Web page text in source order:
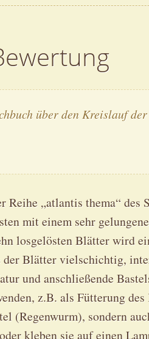
über den Kreislauf
Reihe „atlantis thema“
mit einem sehr
losgelösten Blätter wird
Blätter vielschichtig,
und anschließende
z.B. als Fütterung
(Regenwurm), sondern
kleben sie auf einen